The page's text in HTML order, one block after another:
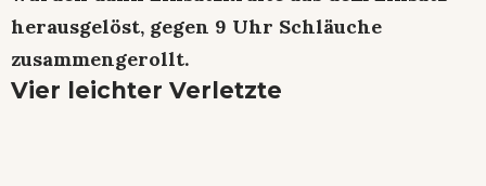
herausgelöst, gegen 9 Uhr Schläuche
zusammengerollt.
Vier leichter Verletzte